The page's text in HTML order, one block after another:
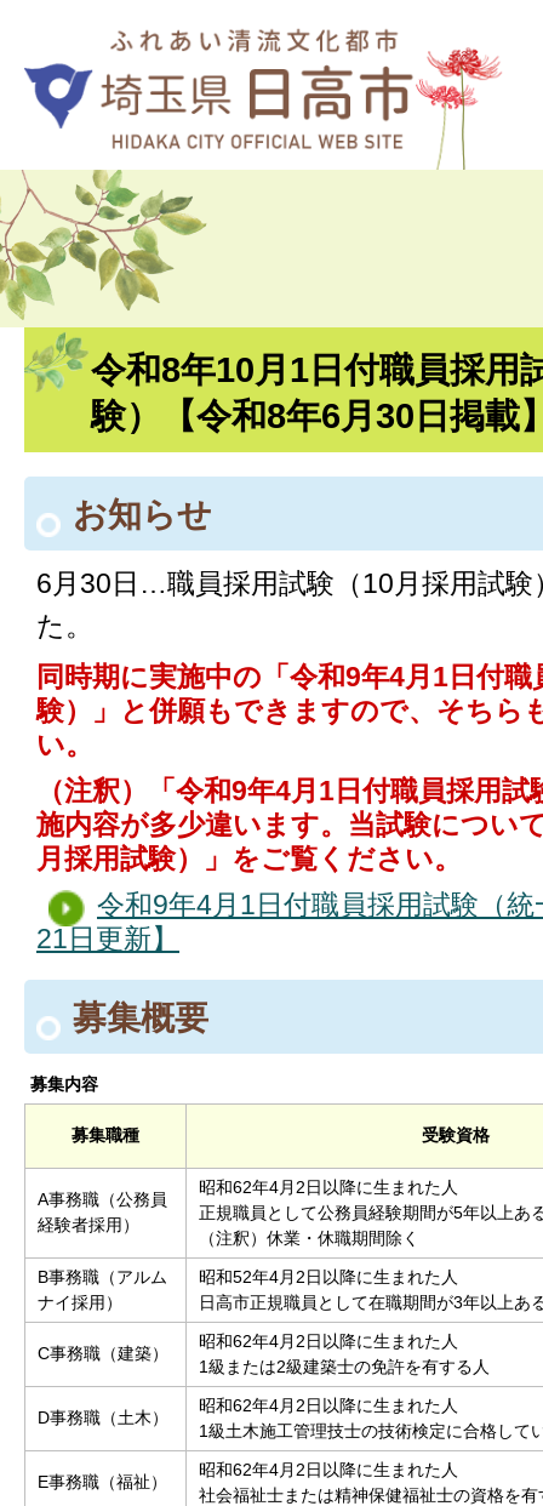
令和8年10月1日付職員採用
験）【令和8年6月30日掲載
お知らせ
6月30日…職員採用試験（10月採用試
た。
同時期に実施中の「令和9年4月1日付
験）」と併願もできますので、そちら
い。
（注釈）「令和9年4月1日付職員採用
施内容が多少違います。当試験につい
月採用試験）」をご覧ください。
令和9年4月1日付職員採用試験（
21日更新】
募集概要
募集内容
募集職種 受験資格
A事務職（公務員
経験者採用）
昭和62年4月2日以降に生まれた人
正規職員として公務員経験期間が5年以上あ
（注釈）休業・休職期間除く
B事務職（アルム
ナイ採用）
昭和52年4月2日以降に生まれた人
日高市正規職員として在職期間が3年以上あ
C事務職（建築）
昭和62年4月2日以降に生まれた人
1級または2級建築士の免許を有する人
D事務職（土木）
昭和62年4月2日以降に生まれた人
1級土木施工管理技士の技術検定に合格して
E事務職（福祉）
昭和62年4月2日以降に生まれた人
社会福祉士または精神保健福祉士の資格を有